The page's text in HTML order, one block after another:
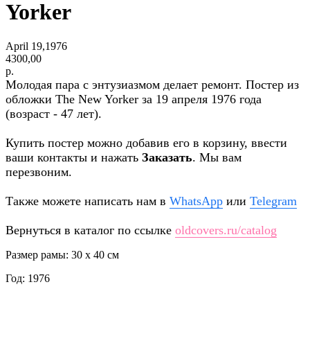
Yorker
April 19,1976
4300,00
р.
Молодая пара с энтузиазмом делает ремонт. Постер из
обложки The New Yorker за 19 апреля 1976 года
(возраст - 47 лет).
Купить постер можно добавив его в корзину, ввести
ваши контакты и нажать Заказать. Мы вам
перезвоним.
Также можете написать нам в WhatsApp или Telegram
Вернуться в каталог по ссылке oldcovers.ru/catalog
Размер рамы: 30 x 40 см
Год: 1976